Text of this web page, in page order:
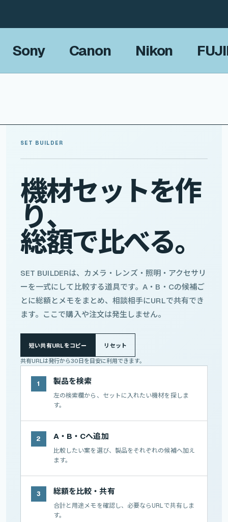
Sony Canon Nikon
SET BUILDER
機材セッ トを作
り、
総額で比べる。
SET BUILDERは、カメラ・レンズ・照明・アクセサリ
ーを一式にして比較する道具です。A・B・Cの候補ご
とに総額とメモをまとめ、相談相手にURLで共有でき
ます。ここで購入や注文は発生しません。
短い共有URLをコピー リセット
共有URLは発行から30日を目安に利用できます。
1 製品を検索
左の検索欄から、セットに入れたい機材を探しま
す。
2 A・B・Cへ追加
比較したい案を選び、製品をそれぞれの候補へ加え
ます。
3 総額を比較・共有
合計と用途メモを確認し、必要ならURLで共有しま
す。